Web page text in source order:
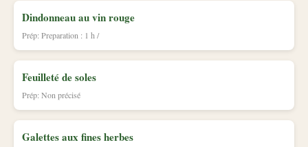
Dindonneau au vin rouge
Prép: Preparation : 1 h /
Feuilleté de soles
Prép: Non précisé
Galettes aux fines herbes